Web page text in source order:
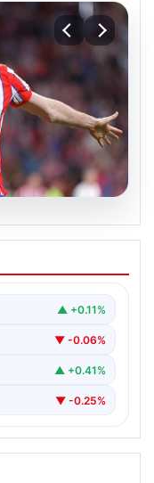
Fenerbahçe
devi,…
▲ +0.11%
▼ -0.06%
▲ +0.41%
▼ -0.25%